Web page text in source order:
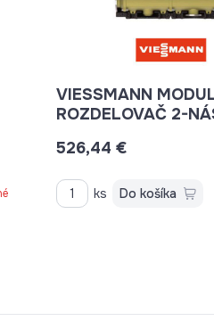
VIESSMANN
ROZDELOVAČ 2-
526,44 €
ks Do košíka